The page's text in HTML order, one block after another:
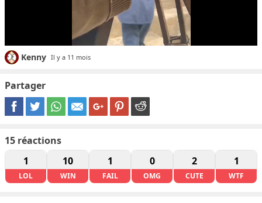
Kenny Il y a 11 mois
Partager
15 réactions
1
LOL
10
WIN
1
FAIL
0
OMG
2
CUTE
1
WTF